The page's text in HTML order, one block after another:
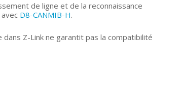
de ligne et de la reconnaissance
D8-CANMIB-H.
Z-Link ne garantit pas la compatibilité